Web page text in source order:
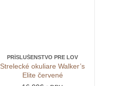
PRÍSLUŠENSTVO PRE LOV
Strelecké okuliare Walker’s
Elite červené